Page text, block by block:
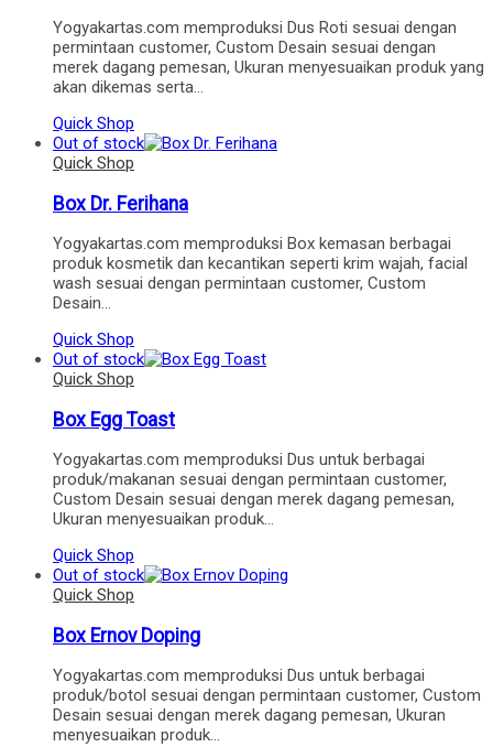
Yogyakartas.com memproduksi Dus Roti sesuai dengan
permintaan customer, Custom Desain sesuai dengan
merek dagang pemesan, Ukuran menyesuaikan produk yang
akan dikemas serta…
Quick Shop
Out of stock
Quick Shop
Box Dr. Ferihana
Yogyakartas.com memproduksi Box kemasan berbagai
produk kosmetik dan kecantikan seperti krim wajah, facial
wash sesuai dengan permintaan customer, Custom
Desain…
Quick Shop
Out of stock
Quick Shop
Box Egg Toast
Yogyakartas.com memproduksi Dus untuk berbagai
produk/makanan sesuai dengan permintaan customer,
Custom Desain sesuai dengan merek dagang pemesan,
Ukuran menyesuaikan produk…
Quick Shop
Out of stock
Quick Shop
Box Ernov Doping
Yogyakartas.com memproduksi Dus untuk berbagai
produk/botol sesuai dengan permintaan customer, Custom
Desain sesuai dengan merek dagang pemesan, Ukuran
menyesuaikan produk…